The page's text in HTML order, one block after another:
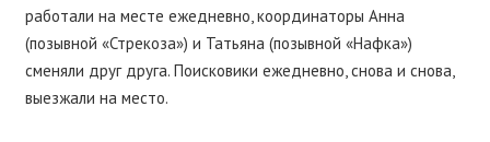
работали на месте ежедневно, координаторы Анна
(позывной «Стрекоза») и Татьяна (позывной «Нафка»)
сменяли друг друга. Поисковики ежедневно, снова и снова,
выезжали на место.